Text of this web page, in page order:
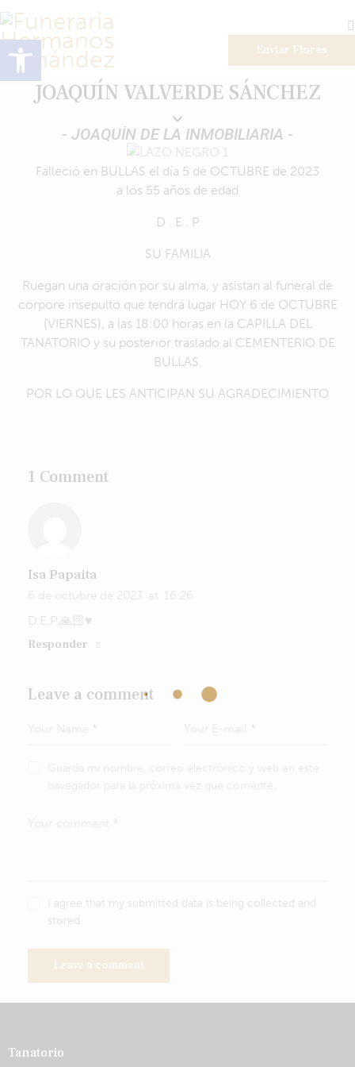
Enviar Flores
JOAQUÍN VALVERDE SÁNCHEZ
- JOAQUÍN DE LA INMOBILIARIA -
Falleció en BULLAS el día 5 de OCTUBRE de 2023
a los 55 años de edad
D . E . P
SU FAMILIA
Ruegan una oración por su alma, y asistan al funeral de
corpore insepulto que tendrá lugar HOY 6 de OCTUBRE
(VIERNES), a las 18:00 horas en la CAPILLA DEL
TANATORIO y su posterior traslado al CEMENTERIO DE
BULLAS.
POR LO QUE LES ANTICIPAN SU AGRADECIMIENTO
1 Comment
Isa Papaita
6 de octubre de 2023 at 16:26
D.E.P.🙏🏻♥️
Responder
Leave a comment
Guarda mi nombre, correo electrónico y web en este
navegador para la próxima vez que comente.
I agree that my submitted data is being collected and
stored.
Tanatorio
Abrir barra de herramientas